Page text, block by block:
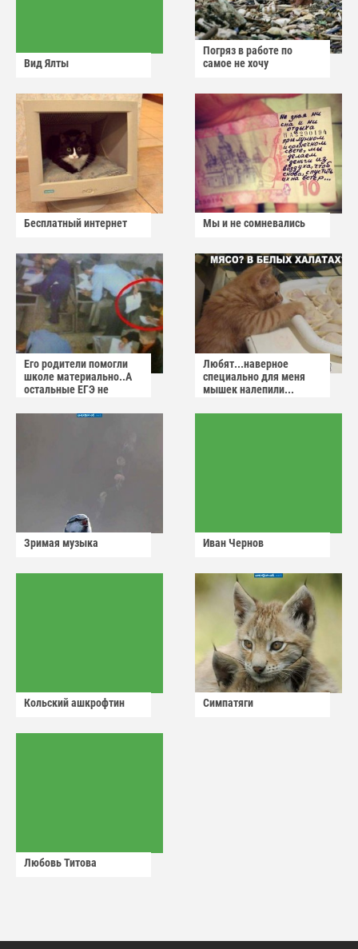
Вид Ялты
Погряз в работе по
самое не хочу
Бесплатный интернет Мы и не сомневались
Его родители помогли
школе материально..А
остальные ЕГЭ не
Любят...наверное
специально для меня
мышек налепили...
Зримая музыка Иван Чернов
Кольский ашкрофтин Симпатяги
Любовь Титова